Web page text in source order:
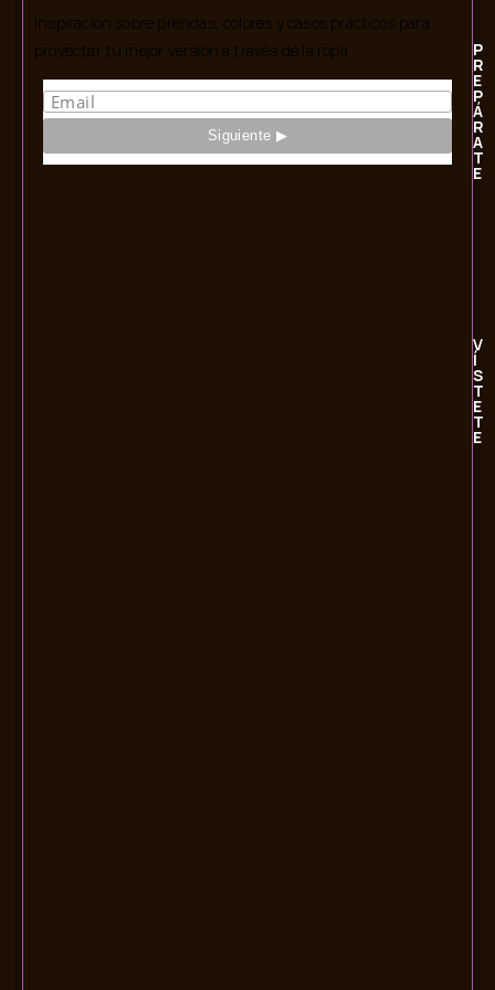
Inspiración sobre prendas, colores y casos prácticos para
proyectar tu mejor versión a través de la ropa.
P
R
E
P
Á
R
A
T
E
V
Í
S
T
E
T
E